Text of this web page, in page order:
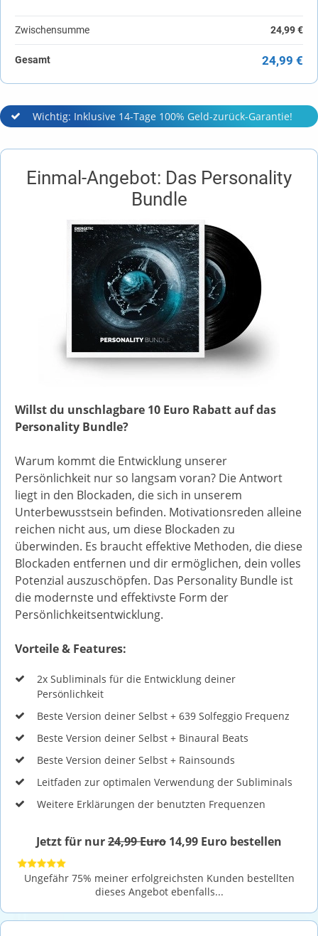
Zwischensumme 24,99 €
Gesamt 24,99 €
Wichtig: Inklusive 14-Tage 100% Geld-zurück-Garantie!
Einmal-Angebot: Das Personality
Bundle
Willst du unschlagbare 10 Euro Rabatt auf das
Personality Bundle?
Warum kommt die Entwicklung unserer
Persönlichkeit nur so langsam voran? Die Antwort
liegt in den Blockaden, die sich in unserem
Unterbewusstsein befinden. Motivationsreden alleine
reichen nicht aus, um diese Blockaden zu
überwinden. Es braucht effektive Methoden, die diese
Blockaden entfernen und dir ermöglichen, dein volles
Potenzial auszuschöpfen. Das Personality Bundle ist
die modernste und effektivste Form der
Persönlichkeitsentwicklung.
Vorteile & Features:
2x Subliminals für die Entwicklung deiner
Persönlichkeit
Beste Version deiner Selbst + 639 Solfeggio Frequenz
Beste Version deiner Selbst + Binaural Beats
Beste Version deiner Selbst + Rainsounds
Leitfaden zur optimalen Verwendung der Subliminals
Weitere Erklärungen der benutzten Frequenzen
Jetzt für nur24,99 Euro 14,99 Euro bestellen
Ungefähr 75% meiner erfolgreichsten Kunden bestellten
dieses Angebot ebenfalls...